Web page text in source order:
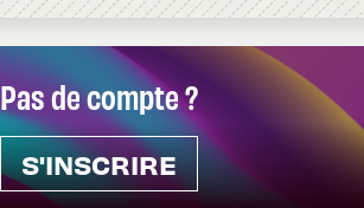
Pas de compte ?
S'INSCRIRE